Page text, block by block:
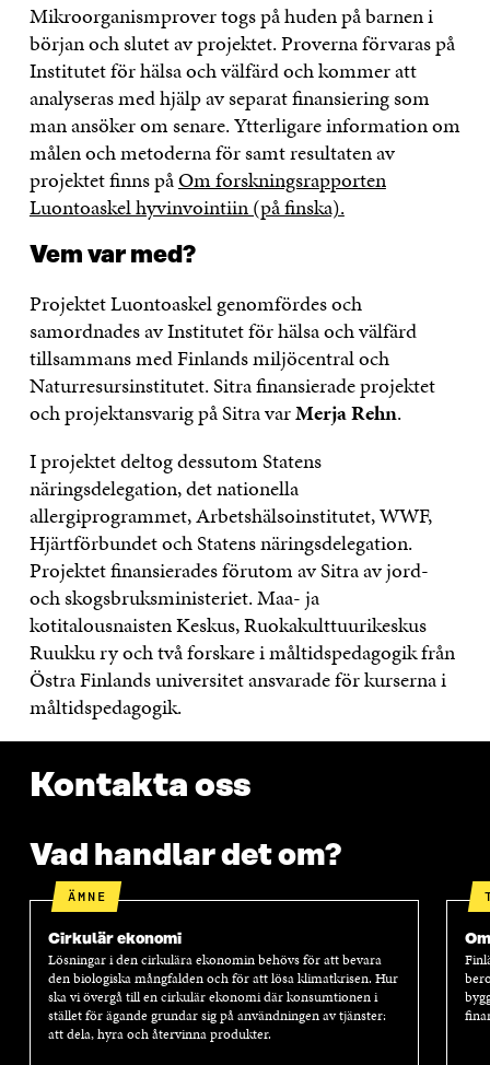
Mikroorganismprover togs på huden på barnen i
början och slutet av projektet. Proverna förvaras på
Institutet för hälsa och välfärd och kommer att
analyseras med hjälp av separat finansiering som
man ansöker om senare. Ytterligare information om
målen och metoderna för samt resultaten av
projektet finns påOm forskningsrapporten
Luontoaskel hyvinvointiin (på finska).
Vem var med?
Projektet Luontoaskel genomfördes och
samordnades av Institutet för hälsa och välfärd
tillsammans med Finlands miljöcentral och
Naturresursinstitutet. Sitra finansierade projektet
och projektansvarig på Sitra varMerja Rehn.
I projektet deltog dessutom Statens
näringsdelegation, det nationella
allergiprogrammet, Arbetshälsoinstitutet, WWF,
Hjärtförbundet och Statens näringsdelegation.
Projektet finansierades förutom av Sitra av jord-
och skogsbruksministeriet. Maa- ja
kotitalousnaisten Keskus, Ruokakulttuurikeskus
Ruukku ry och två forskare i måltidspedagogik från
Östra Finlands universitet ansvarade för kurserna i
måltidspedagogik.
Kontakta oss
Vad handlar det om?
ÄMNE
Cirkulär ekonomi
Lösningar i den cirkulära ekonomin behövs för att bevara
den biologiska mångfalden och för att lösa klimatkrisen. Hur
ska vi övergå till en cirkulär ekonomi där konsumtionen i
stället för ägande grundar sig på användningen av tjänster:
att dela, hyra och återvinna produkter.